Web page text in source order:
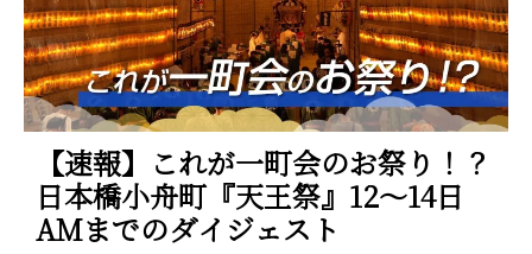
【速報】これが一町会のお祭り！？
日本橋小舟町『天王祭』12～14日
AMまでのダイジェスト